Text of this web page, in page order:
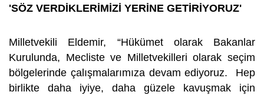
'SÖZ VERDİKLERİMİZİ YERİNE GETİRİYORUZ'
Milletvekili Eldemir, “Hükümet olarak Bakanlar
Kurulunda, Mecliste ve Milletvekilleri olarak seçim
bölgelerinde çalışmalarımıza devam ediyoruz. Hep
birlikte daha iyiye, daha güzele kavuşmak için